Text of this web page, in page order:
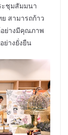
ะชุมสัมมนา
สามารถก้าว
อย่างมีคุณภาพ
ย่างยั่งยืน